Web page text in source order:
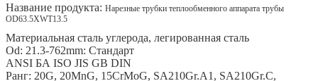
Название продукта: Нарезные трубки теплообменного аппарата трубы
OD63.5XWT13.5
Материальная сталь углерода, легированная сталь
Od: 21.3-762mm: Стандарт
ANSI БА ISO JIS GB DIN
Ранг: 20G, 20MnG, 15CrMoG, SA210Gr.A1, SA210Gr.C,